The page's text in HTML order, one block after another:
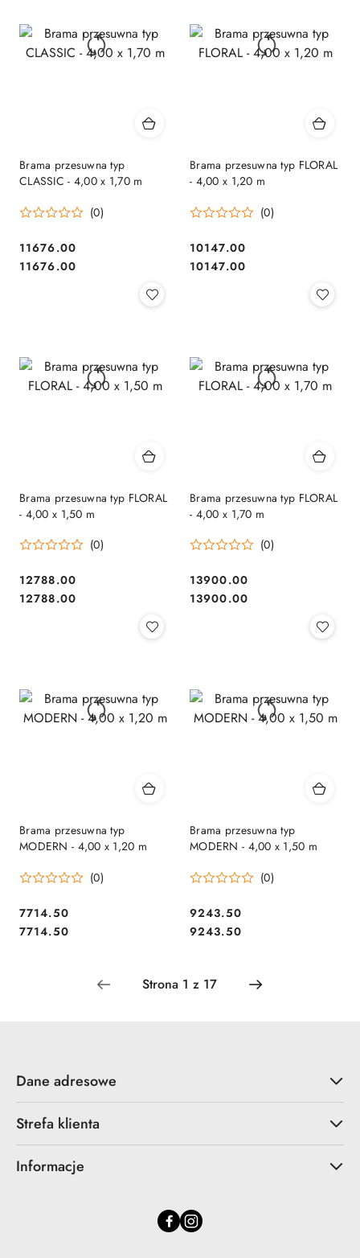
Brama przesuwna typ
CLASSIC - 4,00 x 1,70 m
(0)
Cena:
11676.00
Cena:
11676.00
Brama przesuwna typ FLORAL
- 4,00 x 1,20 m
(0)
Cena:
10147.00
Cena:
10147.00
Brama przesuwna typ FLORAL
- 4,00 x 1,50 m
(0)
Cena:
12788.00
Cena:
12788.00
Brama przesuwna typ FLORAL
- 4,00 x 1,70 m
(0)
Cena:
13900.00
Cena:
13900.00
Brama przesuwna typ
MODERN - 4,00 x 1,20 m
(0)
Cena:
7714.50
Cena:
7714.50
Brama przesuwna typ
MODERN - 4,00 x 1,50 m
(0)
Cena:
9243.50
Cena:
9243.50
Dane adresowe
Strefa klienta
Informacje